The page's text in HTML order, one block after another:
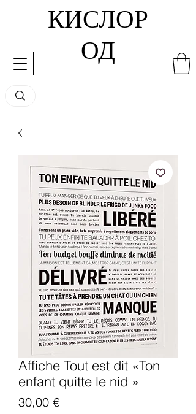
КИСЛОР
ОД
Affiche Tout est dit «Ton
enfant quitte le nid »
30,00 €Цена